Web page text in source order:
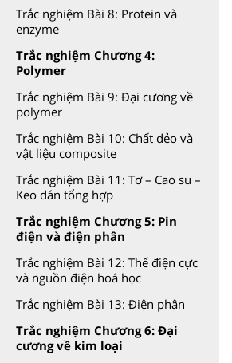
Trắc nghiệm Bài 8: Protein và
enzyme
Trắc nghiệm Chương 4:
Polymer
Trắc nghiệm Bài 9: Đại cương về
polymer
Trắc nghiệm Bài 10: Chất dẻo và
vật liệu composite
Trắc nghiệm Bài 11: Tơ – Cao su –
Keo dán tổng hợp
Trắc nghiệm Chương 5: Pin
điện và điện phân
Trắc nghiệm Bài 12: Thế điện cực
và nguồn điện hoá học
Trắc nghiệm Bài 13: Điện phân
Trắc nghiệm Chương 6: Đại
cương về kim loại